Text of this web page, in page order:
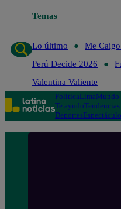
Temas
Lo último
Me
Perú Decide 2026
Valentina Valiente
PolíticaLimaMundo
Te ayudoTendencias
Deportes